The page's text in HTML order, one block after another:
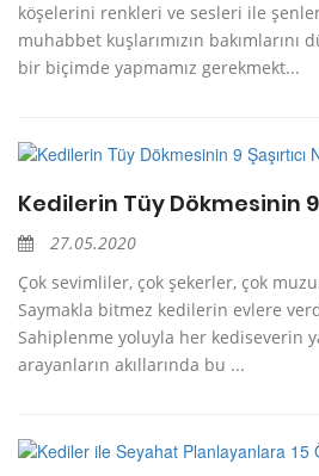
köşelerini renkleri ve sesleri ile
muhabbet kuşlarımızın bakımlarını
bir biçimde yapmamız gerekmekt...
Kedilerin Tüy Dökmesinin 9
27.05.2020
Çok sevimliler, çok şekerler, çok
Saymakla bitmez kedilerin evlere
Sahiplenme yoluyla her kediseverin
arayanların akıllarında bu ...